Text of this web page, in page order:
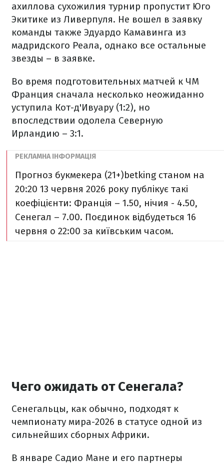
ахиллова сухожилия турнир пропустит Юго
Экитике из Ливерпуля. Не вошел в заявку
команды также Эдуардо Камавинга из
мадридского Реала, однако все остальные
звезды – в заявке.
Во время подготовительных матчей к ЧМ
Франция сначала несколько неожиданно
уступила Кот-д'Ивуару (1:2), но
впоследствии одолела Северную
Ирландию – 3:1.
Прогноз букмекера (21+)betking станом на
20:20 13 червня 2026 року публікує такі
коефіцієнти: Франція – 1.50, нічия - 4.50,
Сенегал – 7.00. Поєдинок відбудеться 16
червня o 22:00 за київським часом.
Чего ожидать от Сенегала?
Сенегальцы, как обычно, подходят к
чемпионату мира-2026 в статусе одной из
сильнейших сборных Африки.
В январе Садио Мане и его партнеры